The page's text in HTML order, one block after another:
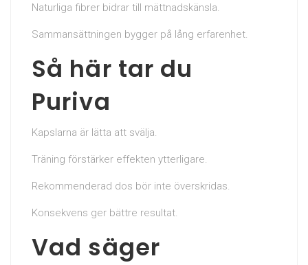
Naturliga fibrer bidrar till mättnadskänsla.
Sammansättningen bygger på lång erfarenhet.
Så här tar du
Puriva
Kapslarna är lätta att svälja.
Träning förstärker effekten ytterligare.
Rekommenderad dos bör inte överskridas.
Konsekvens ger bättre resultat.
Vad säger